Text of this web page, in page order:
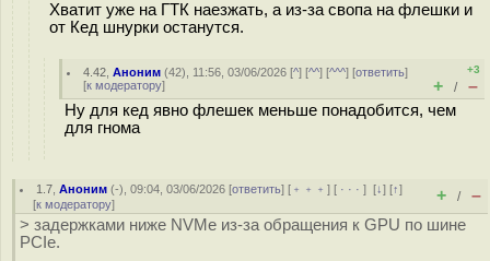
Хватит уже на ГТК наезжать, а из-за свопа на флешки и
от Кед шнурки останутся.
4.42 ,Аноним (42), 11:56, 03/06/2026 [^] [^^] [^^^] [ответить]
[к модератору]
+3
+ / –
Ну для кед явно флешек меньше понадобится, чем
для гнома
1.7 ,Аноним (-), 09:04, 03/06/2026 [ответить] [ ﹢﹢﹢] [ · · ·][↓] [↑]
[к модератору] + / –
> задержками ниже NVMe из-за обращения к GPU по шине
PCIe.